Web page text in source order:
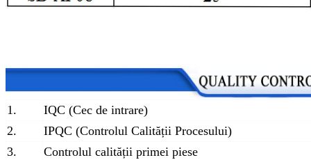
1.
IQC (Cec de intrare)
2.
IPQC (Controlul Calității Procesului)
3.
Controlul calității primei piese